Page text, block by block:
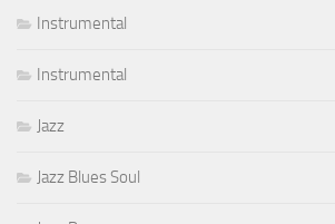
Instrumental
Instrumental
Jazz
Jazz Blues Soul